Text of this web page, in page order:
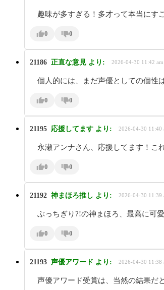
趣味が多すぎる！多才って本当にす
0 0
21186 正直な意見 より: 2026-04-30 11:42 am
個人的には、まだ声優としての個性
0 0
21195 応援してます より: 2026-04-30 11:40
永瀬アンナさん、応援してます！こ
0 0
21192 神まほろ推し より: 2026-04-30 11:39
ぶっちぎり?!の神まほろ、最高に可
0 0
21193 声優アワード より: 2026-04-30 11:38
声優アワード受賞は、当然の結果だ